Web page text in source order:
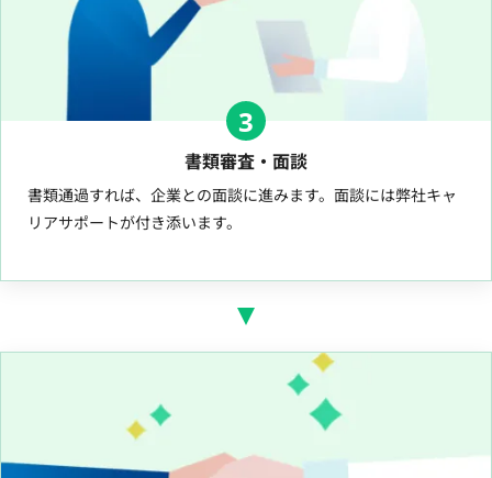
3
書類審査・面談
書類通過すれば、企業との面談に進みます。面談には弊社キャ
リアサポートが付き添います。